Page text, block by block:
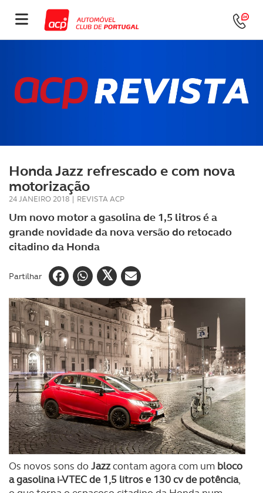
Honda Jazz refrescado e com nova
motorização
24 JANEIRO 2018 | REVISTA ACP
Um novo motor a gasolina de 1,5 litros é a
grande novidade da nova versão do retocado
citadino da Honda
Partilhar
Os novos sons doJazzcontam agora com um bloco
a gasolina i-VTEC de 1,5 litros e 130 cv de potência,